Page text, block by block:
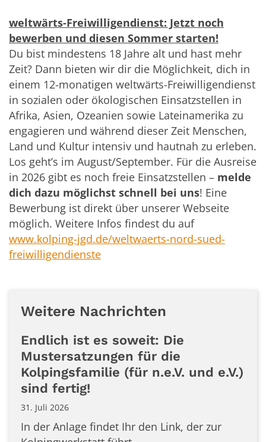
weltwärts-Freiwilligendienst: Jetzt noch
bewerben und diesen Sommer starten!
Du bist mindestens 18 Jahre alt und hast mehr
Zeit? Dann bieten wir dir die Möglichkeit, dich in
einem 12-monatigen weltwärts-Freiwilligendienst
in sozialen oder ökologischen Einsatzstellen in
Afrika, Asien, Ozeanien sowie Lateinamerika zu
engagieren und während dieser Zeit Menschen,
Land und Kultur intensiv und hautnah zu erleben.
Los geht’s im August/September. Für die Ausreise
in 2026 gibt es noch freie Einsatzstellen – melde
dich dazu möglichst schnell bei uns! Eine
Bewerbung ist direkt über unserer Webseite
möglich. Weitere Infos findest du auf
www.kolping-jgd.de/weltwaerts-nord-sued-
freiwilligendienste
Weitere Nachrichten
Endlich ist es soweit: Die
Mustersatzungen für die
Kolpingsfamilie (für n.e.V. und e.V.)
sind fertig!
31. Juli 2026
In der Anlage findet Ihr den Link, der zur